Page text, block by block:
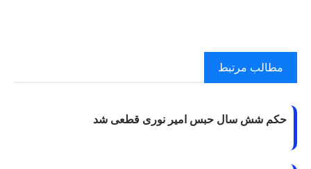
مطالب مرتبط
حکم شش سال حبس امیر نوری قطعی شد